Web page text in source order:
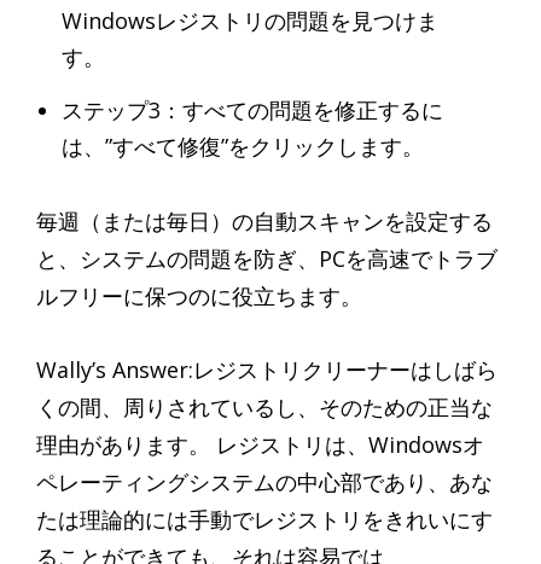
Windowsレジストリの問題を見つけま
す。
ステップ3：すべての問題を修正するに
は、”すべて修復”をクリックします。
毎週（または毎日）の自動スキャンを設定する
と、システムの問題を防ぎ、PCを高速でトラブ
ルフリーに保つのに役立ちます。
Wally’s Answer:レジストリクリーナーはしばら
くの間、周りされているし、そのための正当な
理由があります。 レジストリは、Windowsオ
ペレーティングシステムの中心部であり、あな
たは理論的には手動でレジストリをきれいにす
ることができても、それは容易では